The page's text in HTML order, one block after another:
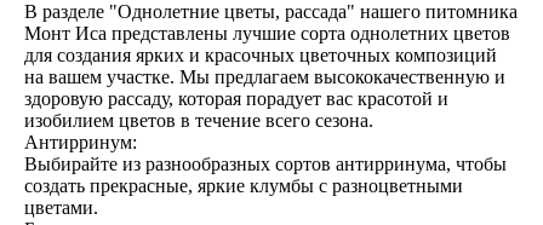
В разделе "Однолетние цветы, рассада" нашего питомника
Монт Иса представлены лучшие сорта однолетних цветов
для создания ярких и красочных цветочных композиций
на вашем участке. Мы предлагаем высококачественную и
здоровую рассаду, которая порадует вас красотой и
изобилием цветов в течение всего сезона.
Антирринум:
Выбирайте из разнообразных сортов антирринума, чтобы
создать прекрасные, яркие клумбы с разноцветными
цветами.